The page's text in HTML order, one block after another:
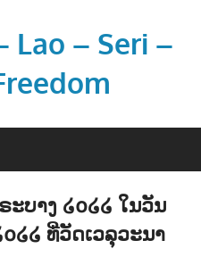
Lao – Seri –
ບາງ ໒໐໒໒ ໃນວັນ
໒໒ ທີ່ວັດເວລຸວະນາ